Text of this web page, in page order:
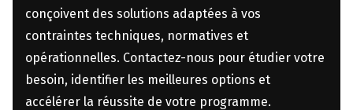
conçoivent des solutions adaptées à vos
contraintes techniques, normatives et
opérationnelles. Contactez-nous pour étudier votre
besoin, identifier les meilleures options et
accélérer la réussite de votre programme.